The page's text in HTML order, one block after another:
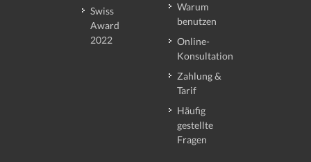
Swiss
Award
2022
Warum
benutzen
Online-
Konsultation
Zahlung &
Tarif
Häufig
gestellte
Fragen